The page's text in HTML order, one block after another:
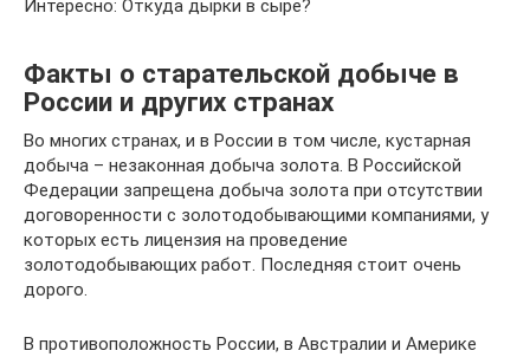
Интересно: Откуда дырки в сыре?
Факты о старательской добыче в
России и других странах
Во многих странах, и в России в том числе, кустарная
добыча – незаконная добыча золота. В Российской
Федерации запрещена добыча золота при отсутствии
договоренности с золотодобывающими компаниями, у
которых есть лицензия на проведение
золотодобывающих работ. Последняя стоит очень
дорого.
В противоположность России, в Австралии и Америке